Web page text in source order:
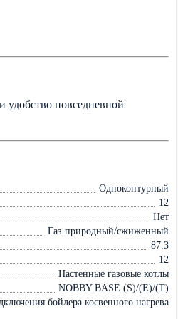
удобство повседневной
Одноконтурный
12
Нет
Газ природный/сжиженный
87.3
12
Настенные газовые котлы
NOBBY BASE (S)/(E)/(T)
бойлера косвенного нагрева